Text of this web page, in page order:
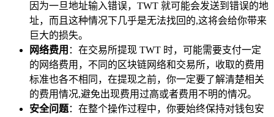
因为一旦地址输入错误，TWT 就可能会发送到错误的地
址，而且这种情况下几乎是无法找回的,这将会给你带来
巨大的损失。
网络费用 ：在交易所提现 TWT 时，可能需要支付一定
的网络费用，不同的区块链网络和交易所，收取的费用
标准也各不相同，在提现之前，你一定要了解清楚相关
的费用情况,避免出现费用过高或者费用不明的情况。
安全问题：在整个操作过程中，你要始终保持对钱包安